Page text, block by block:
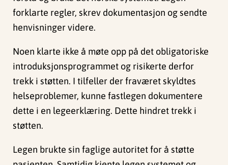
forklarte regler, skrev dokumentasjon og sendte
henvisninger videre.
Noen klarte ikke å møte opp på det obligatoriske
introduksjonsprogrammet og risikerte derfor
trekk i støtten. I tilfeller der fraværet skyldtes
helseproblemer, kunne fastlegen dokumentere
dette i en legeerklæring. Dette hindret trekk i
støtten.
Legen brukte sin faglige autoritet for å støtte